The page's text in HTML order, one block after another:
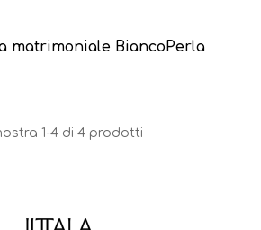
matrimoniale BiancoPerla
1-4 di 4 prodotti